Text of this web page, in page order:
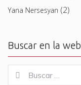
Yana Nersesyan (2)
Buscar en la web
for:
Buscar